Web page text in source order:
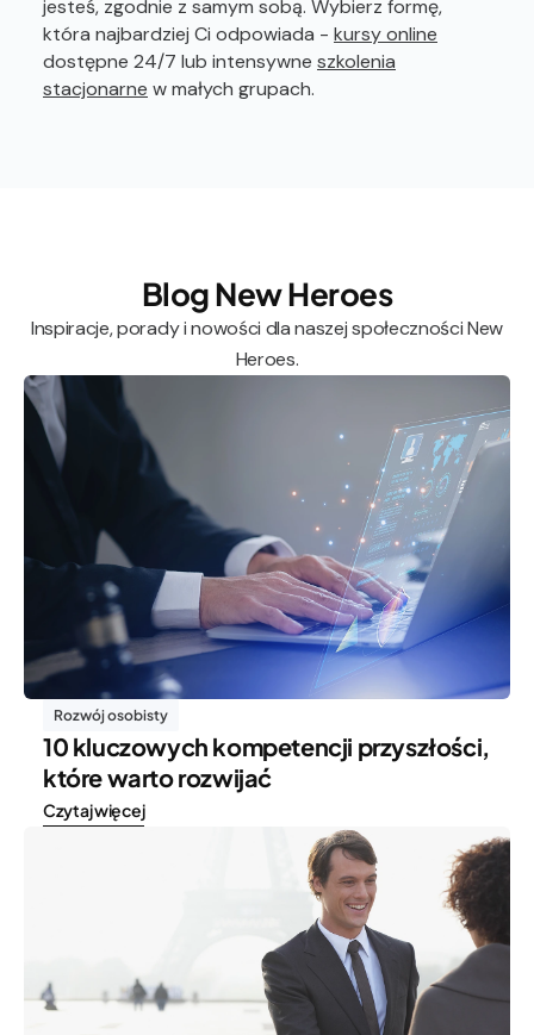
jesteś, zgodnie z samym sobą. Wybierz formę,
która najbardziej Ci odpowiada - kursy online
dostępne 24/7 lub intensywne szkolenia
stacjonarne w małych grupach.
Blog New Heroes
Inspiracje, porady i nowości dla naszej społeczności New
Heroes.
Rozwój osobisty
10 kluczowych kompetencji przyszłości,
które warto rozwijać
Czytaj więcej